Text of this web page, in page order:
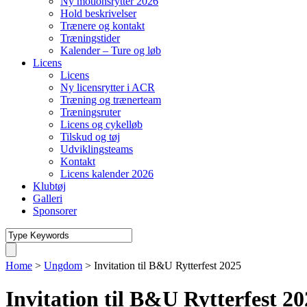
Hold beskrivelser
Trænere og kontakt
Træningstider
Kalender – Ture og løb
Licens
Licens
Ny licensrytter i ACR
Træning og trænerteam
Træningsruter
Licens og cykelløb
Tilskud og tøj
Udviklingsteams
Kontakt
Licens kalender 2026
Klubtøj
Galleri
Sponsorer
Home > Ungdom > Invitation til B&U Rytterfest 2025
Invitation til B&U Rytterfest